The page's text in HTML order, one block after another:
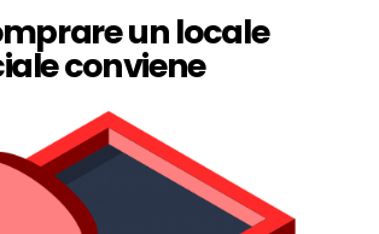
un locale
conviene